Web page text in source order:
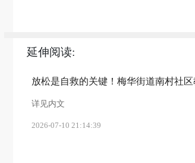
延伸阅读:
放松是自救的关键！梅华街道南村社区
详见内文
2026-07-10 21:14:39